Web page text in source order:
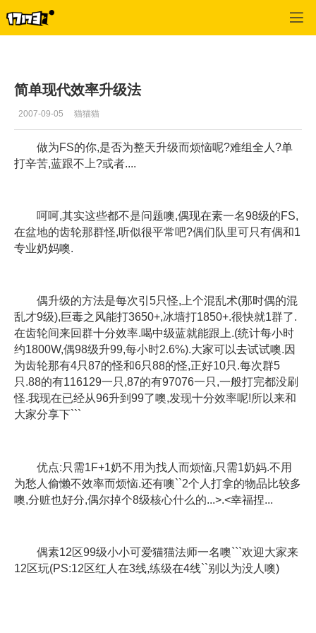
简单现代效率升级法
2007-09-05 猫猫猫
做为FS的你,是否为整天升级而烦恼呢?难组全人?单
打辛苦,蓝跟不上?或者....
呵呵,其实这些都不是问题噢,偶现在素一名98级的FS,
在盆地的齿轮那群怪,听似很平常吧?偶们队里可只有偶和1
专业奶妈噢.
偶升级的方法是每次引5只怪,上个混乱术(那时偶的混
乱才9级),巨毒之风能打3650+,冰墙打1850+.很快就1群了.
在齿轮间来回群十分效率.喝中级蓝就能跟上.(统计每小时
约1800W,偶98级升99,每小时2.6%).大家可以去试试噢.因
为齿轮那有4只87的怪和6只88的怪,正好10只.每次群5
只.88的有116129一只,87的有97076一只,一般打完都没刷
怪.我现在已经从96升到99了噢,发现十分效率呢!所以来和
大家分享下```
优点:只需1F+1奶不用为找人而烦恼,只需1奶妈.不用
为愁人偷懒不效率而烦恼.还有噢``2个人打拿的物品比较多
噢,分赃也好分,偶尔掉个8级核心什么的...>.<幸福捏...
偶素12区99级小小可爱猫猫法师一名噢```欢迎大家来
12区玩(PS:12区红人在3线,练级在4线``别以为没人噢)